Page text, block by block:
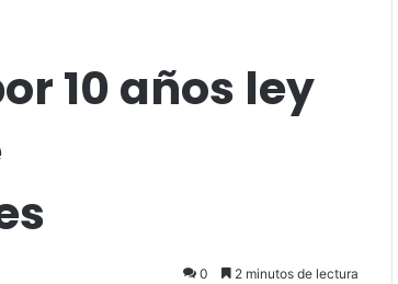
10 años ley
0 2 minutos de lectura